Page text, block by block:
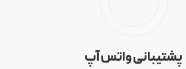
پشتیبانی واتس آپ